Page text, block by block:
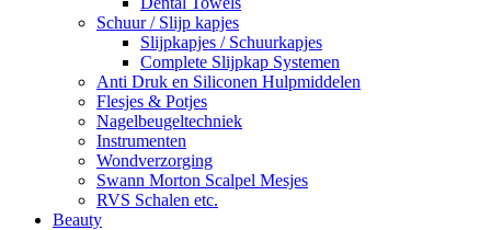
Schuur / Slijp kapjes
Slijpkapjes / Schuurkapjes
Complete Slijpkap Systemen
Anti Druk en Siliconen Hulpmiddelen
Flesjes & Potjes
Nagelbeugeltechniek
Instrumenten
Wondverzorging
Swann Morton Scalpel Mesjes
RVS Schalen etc.
Beauty